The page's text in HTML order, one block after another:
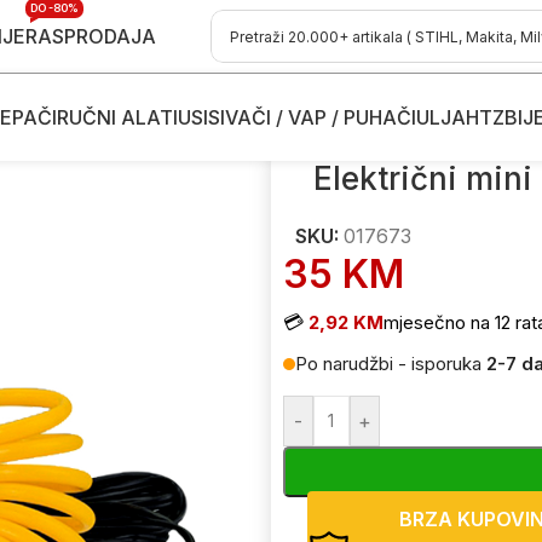
RASPRODAJA
DO -80%
RUČNI ALATIUSISIVAČI / VAP / PUHAČIULJAHTZ
kompresor za automobil Agrina 017673
Električni mini
SKU: 017673
35 KM
💳 2,92 KMmjesečno na 12
Po narudžbi - isporuka 2-7
- +
BRZA